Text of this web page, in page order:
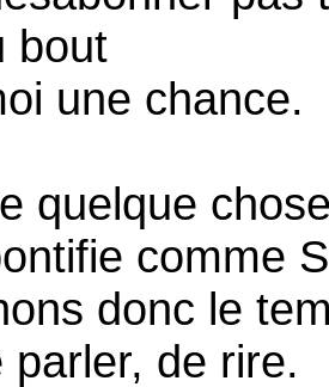
bout
une chance.
quelque
comme
donc le
parler, de rire.